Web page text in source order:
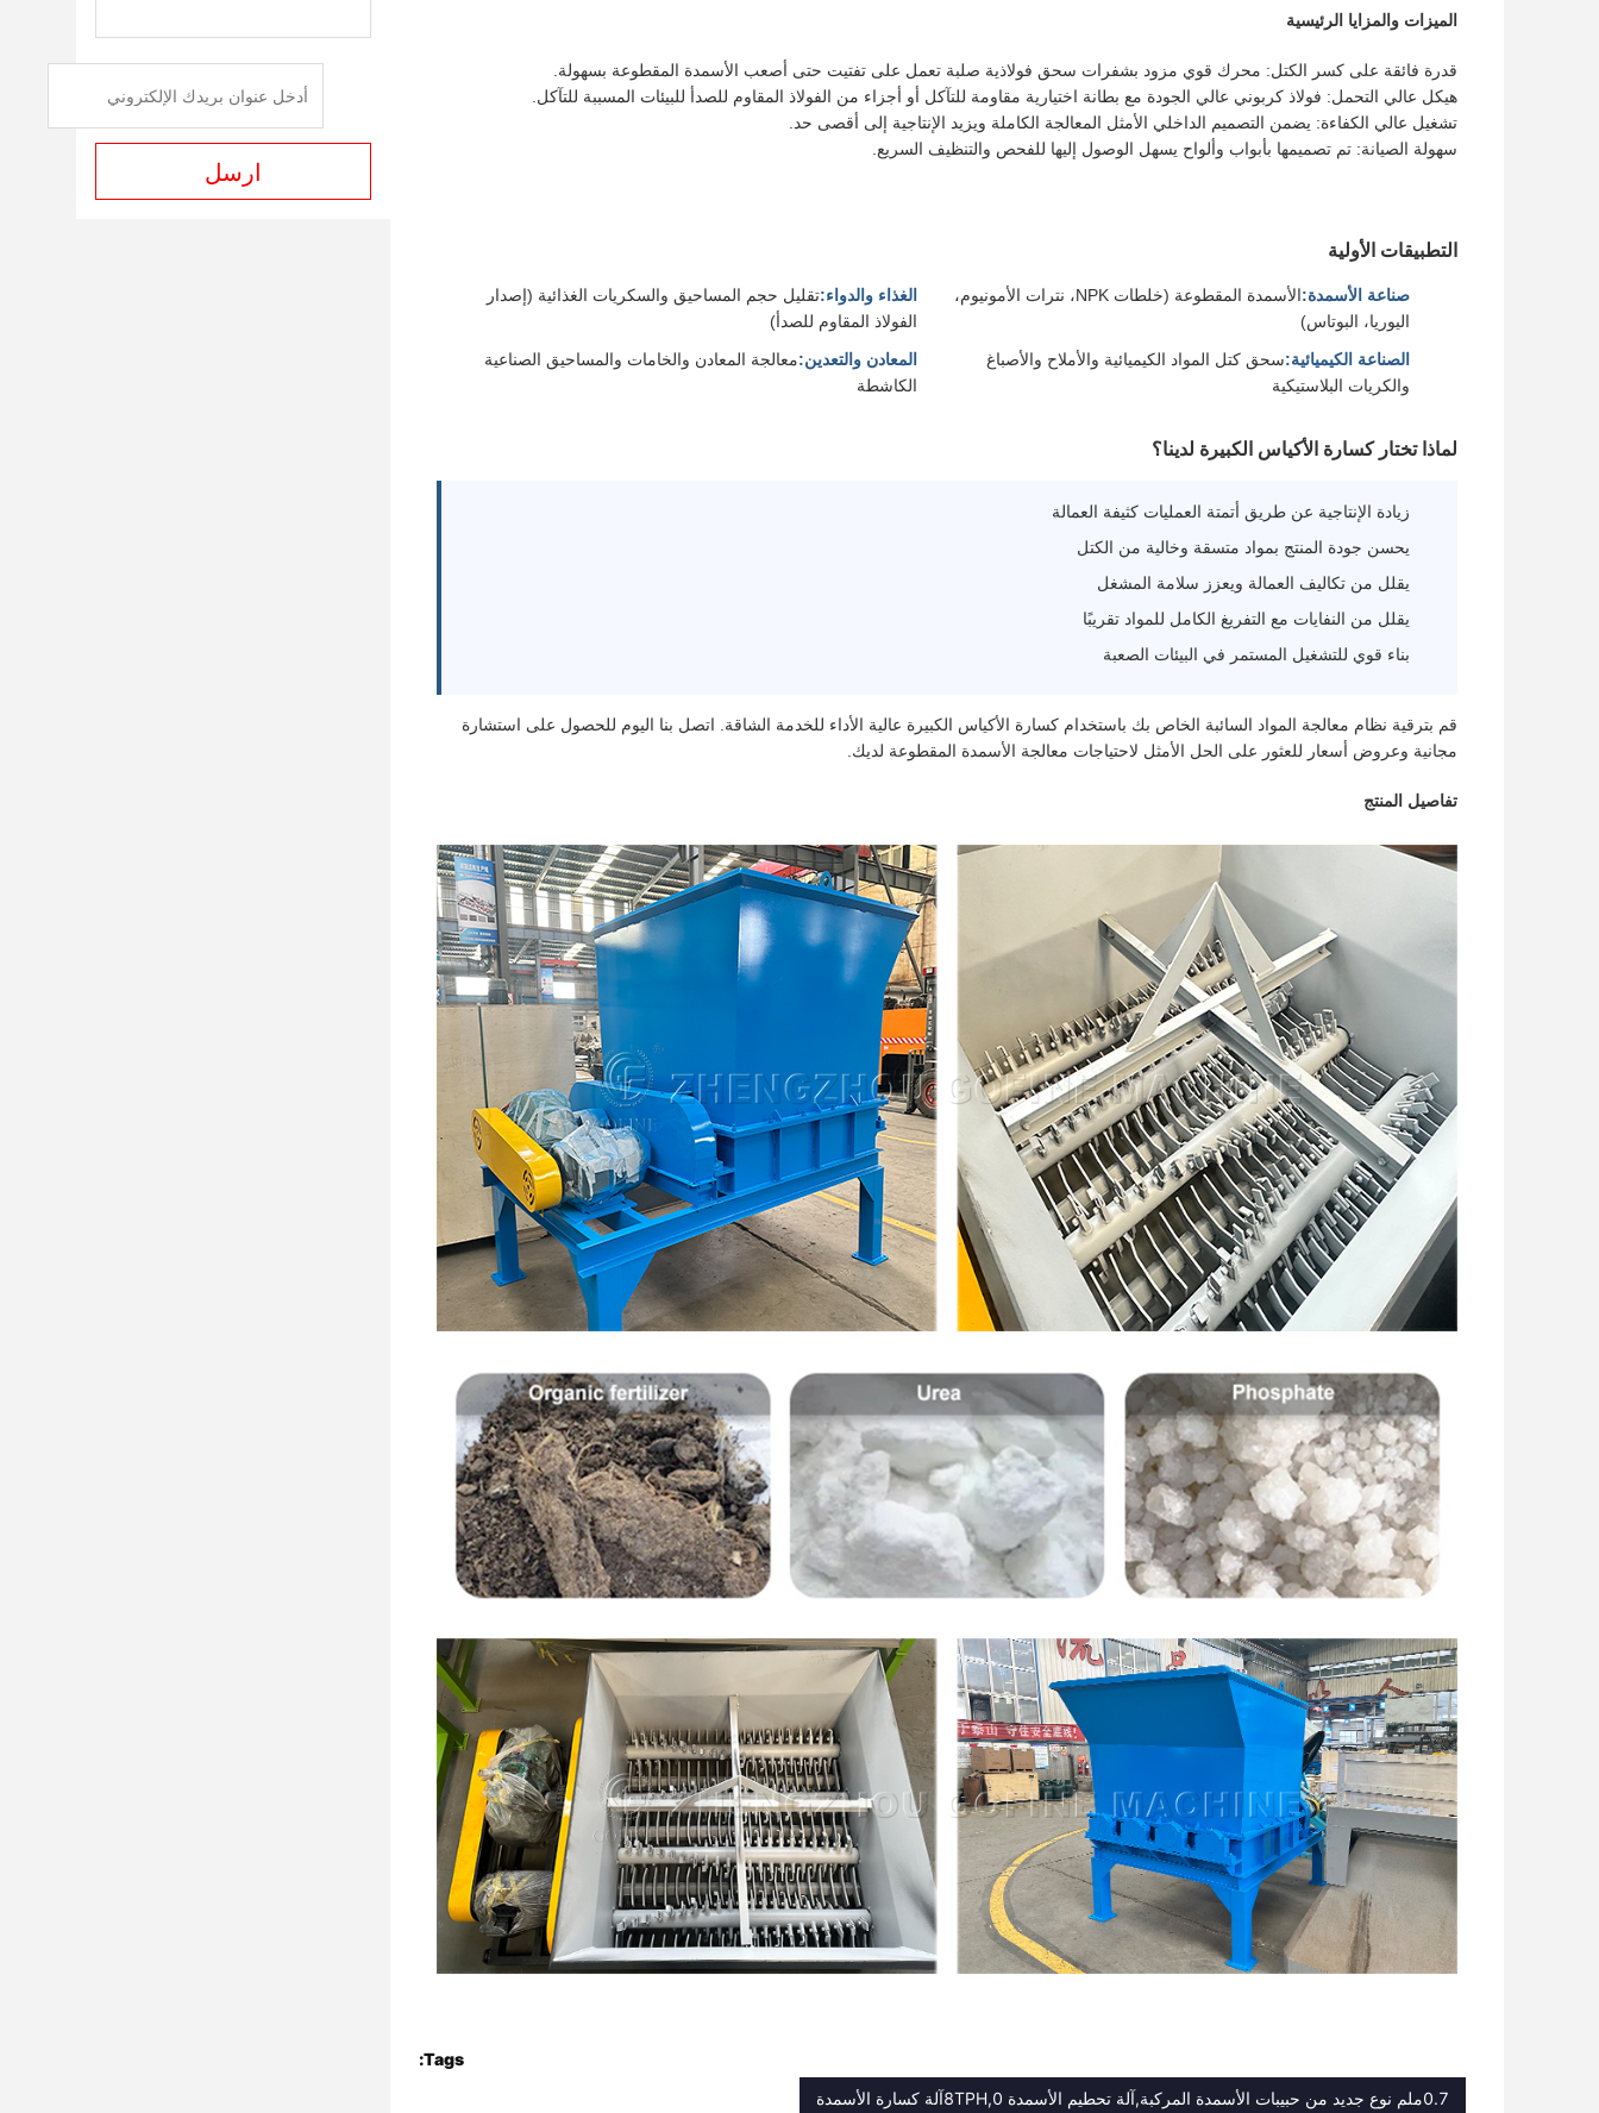
الميزات والمزايا الرئيسية
قدرة فائقة على كسر الكتل: محرك قوي مزود بشفرات سحق فولاذية صلبة تعمل على تفتيت حتى أصعب الأسمدة المقطوعة بسهولة.
هيكل عالي التحمل: فولاذ كربوني عالي الجودة مع بطانة اختيارية مقاومة للتآكل أو أجزاء من الفولاذ المقاوم للصدأ للبيئات المسببة للتآكل.
تشغيل عالي الكفاءة: يضمن التصميم الداخلي الأمثل المعالجة الكاملة ويزيد الإنتاجية إلى أقصى حد.
سهولة الصيانة: تم تصميمها بأبواب وألواح يسهل الوصول إليها للفحص والتنظيف السريع.
التطبيقات الأولية
صناعة الأسمدة:
الأسمدة المقطوعة (خلطات NPK، نترات الأمونيوم،
اليوريا، البوتاس)
الصناعة الكيميائية:سحق كتل المواد الكيميائية والأملاح والأصباغ
والكريات البلاستيكية
الغذاء والدواء:تقليل حجم المساحيق والسكريات الغذائية (إصدار
الفولاذ المقاوم للصدأ)
المعادن والتعدين:معالجة المعادن والخامات والمساحيق الصناعية
الكاشطة
لماذا تختار كسارة الأكياس الكبيرة لدينا؟
زيادة الإنتاجية عن طريق أتمتة العمليات كثيفة العمالة
يحسن جودة المنتج بمواد متسقة وخالية من الكتل
يقلل من تكاليف العمالة ويعزز سلامة المشغل
يقلل من النفايات مع التفريغ الكامل للمواد تقريبًا
بناء قوي للتشغيل المستمر في البيئات الصعبة
قم بترقية نظام معالجة المواد السائبة الخاص بك باستخدام كسارة الأكياس الكبيرة عالية الأداء للخدمة الشاقة. اتصل بنا اليوم للحصول على استشارة
مجانية وعروض أسعار للعثور على الحل الأمثل لاحتياجات معالجة الأسمدة المقطوعة لديك.
تفاصيل المنتج
Tags:
0.7ملم نوع جديد من حبيبات الأسمدة المركبة,آلة تحطيم الأسمدة 8TPH,0آلة كسارة الأسمدة
ارسل